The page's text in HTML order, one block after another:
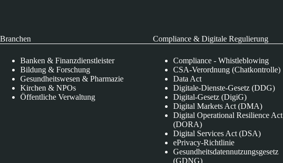
Branchen
Banken & Finanzdienstleister
Bildung & Forschung
Gesundheitswesen & Pharmazie
Kirchen & NPOs
Öffentliche Verwaltung
Compliance & Digitale Regulierung
Compliance - Whistleblowing
CSA-Verordnung (Chatkontrolle)
Data Act
Digitale-Dienste-Gesetz (DDG)
Digital-Gesetz (DigiG)
Digital Markets Act (DMA)
Digital Operational Resilience Act
(DORA)
Digital Services Act (DSA)
ePrivacy-Richtlinie
Gesundheitsdatennutzungsgesetz
(GDNG)